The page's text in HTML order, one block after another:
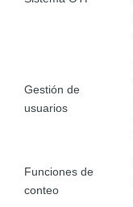
Gestión de
usuarios
Funciones de
conteo